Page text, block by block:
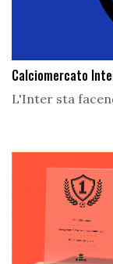
Calciomercato
L'Inter sta